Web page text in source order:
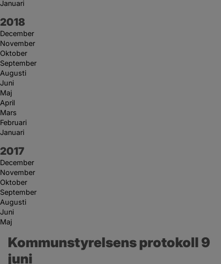
Januari
År:
2018
December
November
Oktober
September
Augusti
Juni
Maj
April
Mars
Februari
Januari
År:
2017
December
November
Oktober
September
Augusti
Juni
Maj
Kommunstyrelsens protokoll 9
juni